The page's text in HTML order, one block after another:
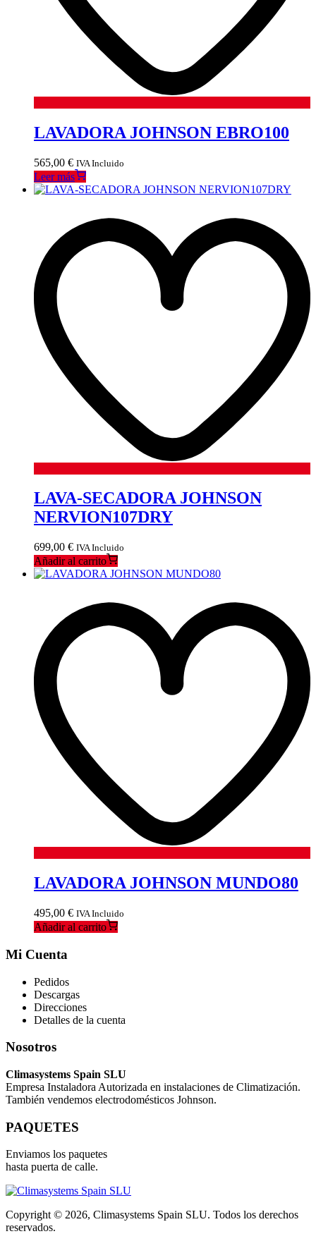
LAVADORA JOHNSON EBRO100
565,00 € IVA Incluido
Leer más
LAVA-SECADORA JOHNSON
NERVION107DRY
699,00 € IVA Incluido
Añadir al carrito
LAVADORA JOHNSON MUNDO80
495,00 € IVA Incluido
Añadir al carrito
Mi Cuenta
Pedidos
Descargas
Direcciones
Detalles de la cuenta
Nosotros
Climasystems Spain SLU
Empresa Instaladora Autorizada en instalaciones de Climatización.
También vendemos electrodomésticos Johnson.
PAQUETES
Enviamos los paquetes
hasta puerta de calle.
Copyright © 2026, Climasystems Spain SLU. Todos los derechos
reservados.